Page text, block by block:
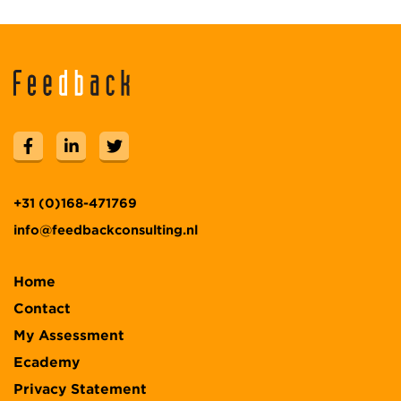
+31 (0)168-471769
info@feedbackconsulting.nl
Home
Contact
My Assessment
Ecademy
Privacy Statement